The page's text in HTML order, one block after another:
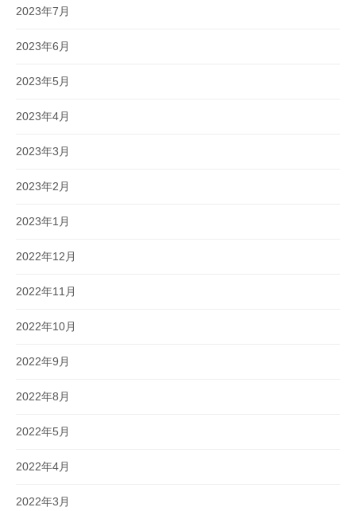
2023年7月
2023年6月
2023年5月
2023年4月
2023年3月
2023年2月
2023年1月
2022年12月
2022年11月
2022年10月
2022年9月
2022年8月
2022年5月
2022年4月
2022年3月